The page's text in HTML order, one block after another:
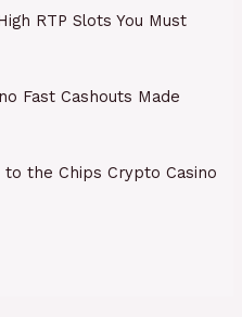
RTP Slots You Must
Fast Cashouts Made
to the Chips Crypto Casino